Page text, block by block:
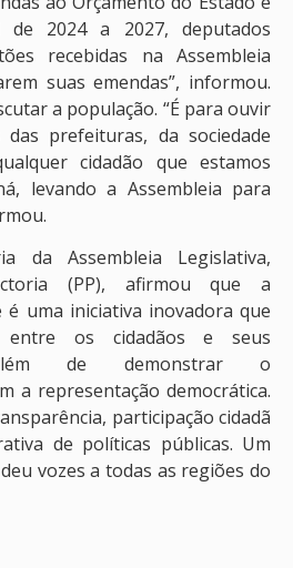
de 2024 a 2027, deputados
recebidas na Assembleia
suas emendas”, informou.
a população. “É para ouvir
prefeituras, da sociedade
cidadão que estamos
levando a Assembleia para
da Assembleia Legislativa,
(PP), afirmou que a
é uma iniciativa inovadora que
os cidadãos e seus
além de demonstrar o
a representação democrática.
participação cidadã
de políticas públicas. Um
vozes a todas as regiões do